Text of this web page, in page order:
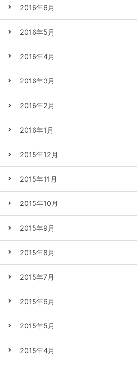
2016年6月
2016年5月
2016年4月
2016年3月
2016年2月
2016年1月
2015年12月
2015年11月
2015年10月
2015年9月
2015年8月
2015年7月
2015年6月
2015年5月
2015年4月